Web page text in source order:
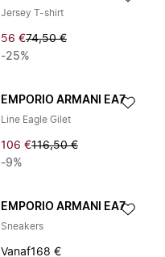
Jersey T-shirt
56 €74,50 €
-25%
EMPORIO ARMANI EA7
Line Eagle Gilet
106 €116,50 €
-9%
EMPORIO ARMANI EA7
Sneakers
Vanaf168 €